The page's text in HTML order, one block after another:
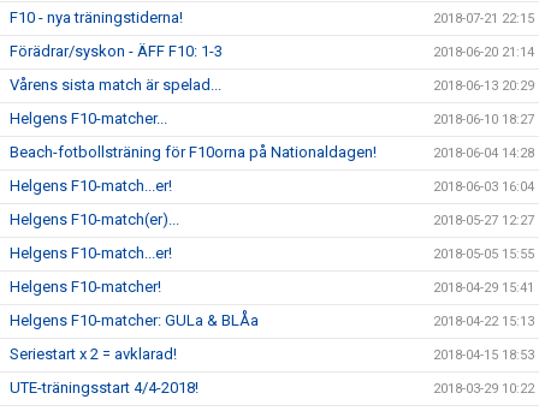
F10 - nya träningstiderna! 2018-07-21 22:15
Förädrar/syskon - ÄFF F10: 1-3 2018-06-20 21:14
Vårens sista match är spelad... 2018-06-13 20:29
Helgens F10-matcher... 2018-06-10 18:27
Beach-fotbollsträning för F10orna på Nationaldagen! 2018-06-04 14:28
Helgens F10-match...er! 2018-06-03 16:04
Helgens F10-match(er)... 2018-05-27 12:27
Helgens F10-match...er! 2018-05-05 15:55
Helgens F10-matcher! 2018-04-29 15:41
Helgens F10-matcher: GULa & BLÅa 2018-04-22 15:13
Seriestart x 2 = avklarad! 2018-04-15 18:53
UTE-träningsstart 4/4-2018! 2018-03-29 10:22